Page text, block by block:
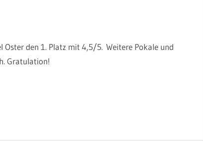
Oster den 1. Platz mit 4,5/5. Weitere Pokale und
Gratulation!